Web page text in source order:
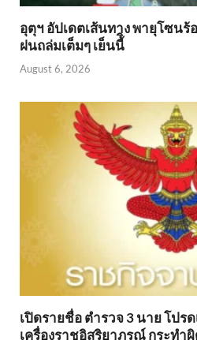
อุตุฯ อัปเดตเส้นทาง พายุโซน
ฝนถล่มเต็มๆ เย็นนี้ิ
August 6, 2026
เปิดรายชื่อ ตำรวจ 3 นาย โปร
เครื่องราชอิสริยาภรณ์ กระทำ